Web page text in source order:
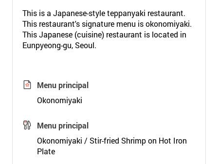
This is a Japanese-style teppanyaki restaurant.
This restaurant's signature menu is okonomiyaki.
This Japanese (cuisine) restaurant is located in
Eunpyeong-gu, Seoul.
Menu principal
Okonomiyaki
Menu principal
Okonomiyaki / Stir-fried Shrimp on Hot Iron
Plate